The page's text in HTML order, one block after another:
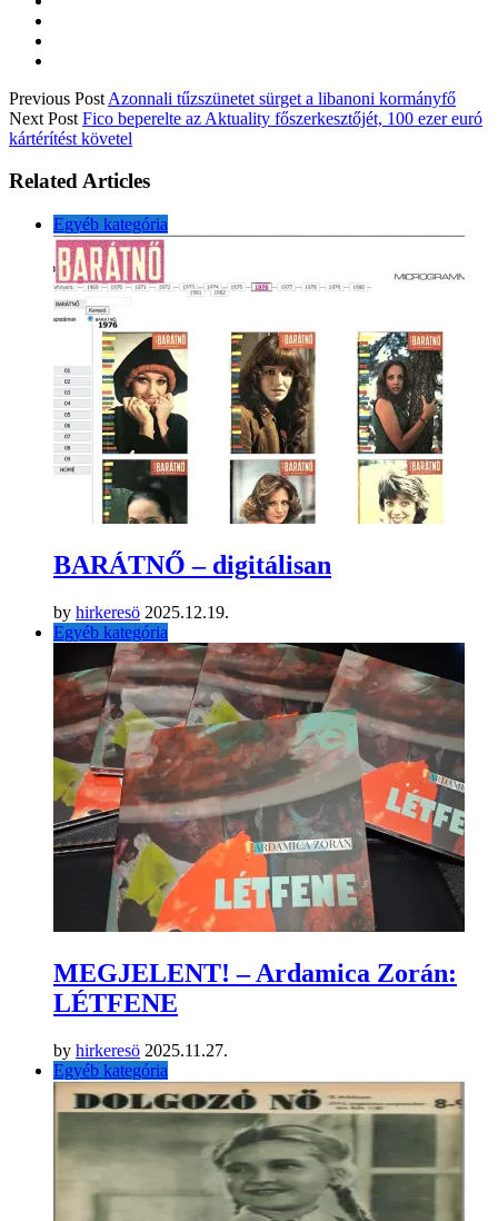
Previous Post Azonnali tűzszünetet sürget a libanoni kormányfő
Next Post Fico beperelte az Aktuality főszerkesztőjét, 100 ezer euró
kártérítést követel
Related Articles
Egyéb kategória
BARÁTNŐ – digitálisan
by hirkeresö 2025.12.19.
Egyéb kategória
MEGJELENT! – Ardamica Zorán:
LÉTFENE
by hirkeresö 2025.11.27.
Egyéb kategória